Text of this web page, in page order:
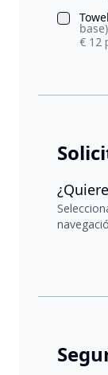
base)
€ 12